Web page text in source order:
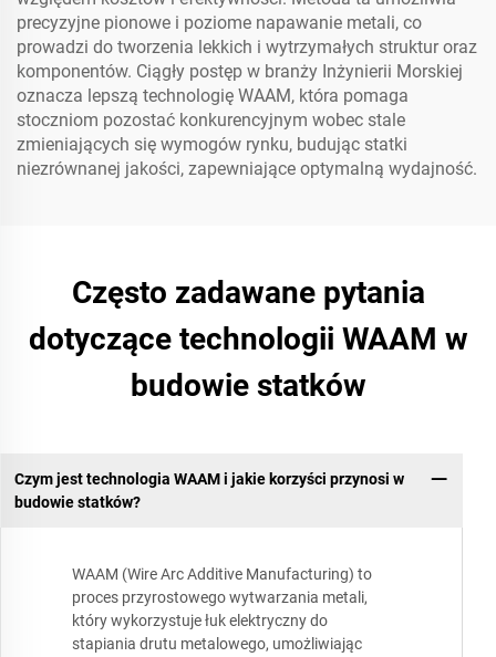
precyzyjne pionowe i poziome napawanie metali, co
prowadzi do tworzenia lekkich i wytrzymałych struktur oraz
komponentów. Ciągły postęp w branży Inżynierii Morskiej
oznacza lepszą technologię WAAM, która pomaga
stoczniom pozostać konkurencyjnym wobec stale
zmieniających się wymogów rynku, budując statki
niezrównanej jakości, zapewniające optymalną wydajność.
Często zadawane pytania
dotyczące technologii WAAM w
budowie statków
Czym jest technologia WAAM i jakie korzyści przynosi w
budowie statków?
WAAM (Wire Arc Additive Manufacturing) to
proces przyrostowego wytwarzania metali,
który wykorzystuje łuk elektryczny do
stapiania drutu metalowego, umożliwiając